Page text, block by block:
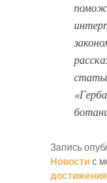
Запись
Новости с
достижения